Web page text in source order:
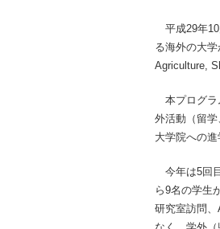
平成29年10
る海外の大
Agriculture,
本プログラ
外活動（留
大学院への進
今年は5回
ら9名の学生
研究室訪問